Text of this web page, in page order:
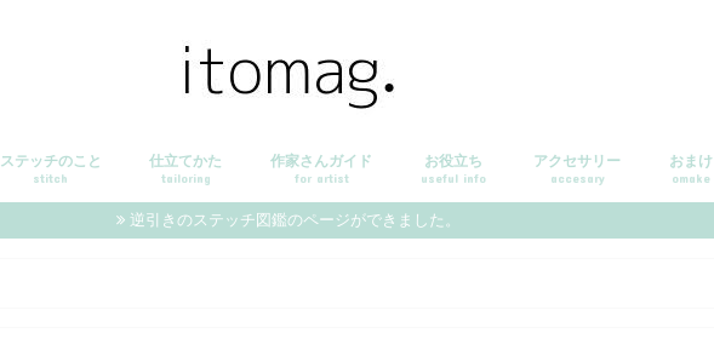
ステッチのこと
stitch
仕立てかた
tailoring
作家さんガイド
for artist
お役立ち
useful info
アクセサリー
accesary
おまけ
omake
逆引きのステッチ図鑑のページができました。